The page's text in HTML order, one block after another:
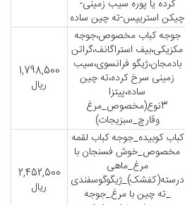
کرده یا پوره سیب زمینی-
چیکن استریپس-ته چین ساده
جوجه کباب مخصوص،جوجه
مکزیکی،بیف استراگانف،گراتن
بادمجان،ژیگو فرانسوی،سیب
زمینی سرخ کرده،ته چین
ساده،پیتزا
3نوع(مخصوص_مرغ
وقارچ_سبزیجات)
1,798,500
ریال
کباب کوبیده_جوجه کباب لقمه
مخصوص_خوش فسنجان با
مرغ_ماهی
درسته(کفشک)_ژیگوگوسفندی
_ته چین با مرغ_جوجه
2,452,500
ریال